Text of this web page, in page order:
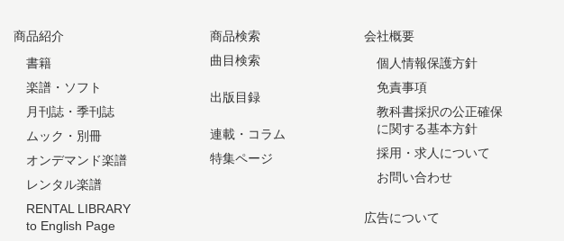
商品紹介
書籍
楽譜・ソフト
月刊誌・季刊誌
ムック・別冊
オンデマンド楽譜
レンタル楽譜
RENTAL LIBRARY
to English Page
商品検索
曲目検索
出版目録
連載・コラム
特集ページ
会社概要
個人情報保護方針
免責事項
教科書採択の公正確保
に関する基本方針
採用・求人について
お問い合わせ
広告について